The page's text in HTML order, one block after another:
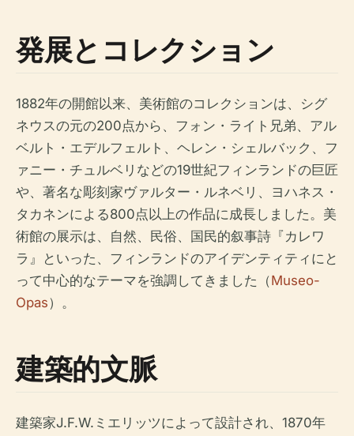
発展とコレクション
1882年の開館以来、美術館のコレクションは、シグ
ネウスの元の200点から、フォン・ライト兄弟、アル
ベルト・エデルフェルト、ヘレン・シェルバック、フ
ァニー・チュルベリなどの19世紀フィンランドの巨匠
や、著名な彫刻家ヴァルター・ルネベリ、ヨハネス・
タカネンによる800点以上の作品に成長しました。美
術館の展示は、自然、民俗、国民的叙事詩『カレワ
ラ』といった、フィンランドのアイデンティティにと
って中心的なテーマを強調してきました（Museo-
Opas）。
建築的文脈
建築家J.F.W.ミエリッツによって設計され、1870年